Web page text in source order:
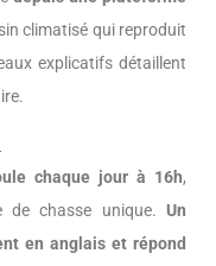
climatisé qui reproduit
explicatifs détaillent
chaque jour à 16h,
de chasse unique. Un
en anglais et répond